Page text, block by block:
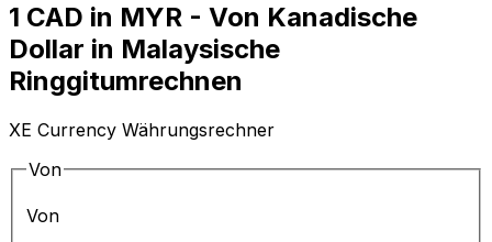
1 CAD in MYR - Von Kanadische
Dollar in Malaysische
Ringgitumrechnen
XE Currency Währungsrechner
Von
Von